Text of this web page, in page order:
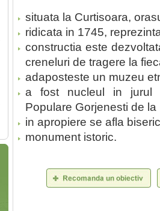
situata la Curtisoara,
ridicata in 1745,
constructia este
creneluri de tragere la
adaposteste un muzeu
a fost nucleul in jurul
Populare Gorjenesti de la
in apropiere se afla
monument istoric.